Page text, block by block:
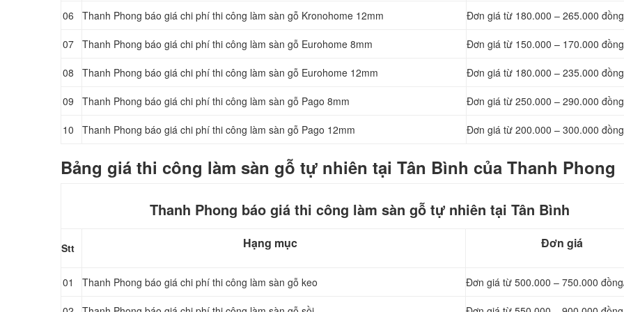
06 Thanh Phong báo giá chi phí thi công làm sàn gỗ Kronohome 12mm Đơn giá từ 180.000 – 265.000
07 Thanh Phong báo giá chi phí thi công làm sàn gỗ Eurohome 8mm Đơn giá từ 150.000 – 170.000
08 Thanh Phong báo giá chi phí thi công làm sàn gỗ Eurohome 12mm Đơn giá từ 180.000 – 235.000
09 Thanh Phong báo giá chi phí thi công làm sàn gỗ Pago 8mm Đơn giá từ 250.000 – 290.000
10 Thanh Phong báo giá chi phí thi công làm sàn gỗ Pago 12mm Đơn giá từ 200.000 – 300.000
Bảng giá thi công làm sàn gỗ tự nhiên tại Tân Bình của Thanh Phong
Thanh Phong báo giá thi công làm sàn gỗ tự nhiên tại Tân Bình
Stt Hạng mục Đơn giá
01 Thanh Phong báo giá chi phí thi công làm sàn gỗ keo Đơn giá từ 500.000 – 750.000